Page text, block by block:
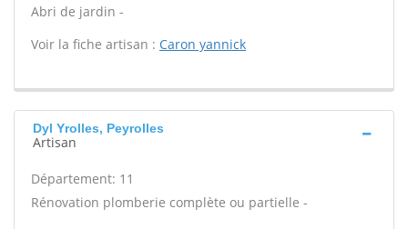
Abri de jardin -
Voir la fiche artisan : Caron yannick
Dyl Yrolles, Peyrolles
Artisan
Département: 11
Rénovation plomberie complète ou partielle -